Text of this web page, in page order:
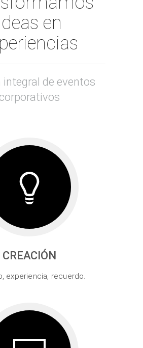
en
integral de eventos
corporativos
CREACIÓN
experiencia, recuerdo.